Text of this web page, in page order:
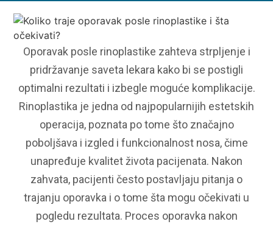
Oporavak posle rinoplastike zahteva strpljenje i
pridržavanje saveta lekara kako bi se postigli
optimalni rezultati i izbegle moguće komplikacije.
Rinoplastika je jedna od najpopularnijih estetskih
operacija, poznata po tome što značajno
poboljšava i izgled i funkcionalnost nosa, čime
unapređuje kvalitet života pacijenata. Nakon
zahvata, pacijenti često postavljaju pitanja o
trajanju oporavka i o tome šta mogu očekivati u
pogledu rezultata. Proces oporavka nakon